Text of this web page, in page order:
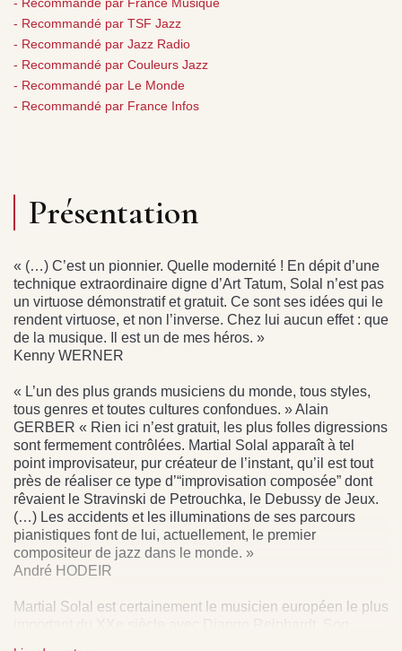
- Recommandé par France Musique
- Recommandé par TSF Jazz
- Recommandé par Jazz Radio
- Recommandé par Couleurs Jazz
- Recommandé par Le Monde
- Recommandé par France Infos
Présentation
« (…) C’est un pionnier. Quelle modernité ! En dépit d’une
technique extraordinaire digne d’Art Tatum, Solal n’est pas
un virtuose démonstratif et gratuit. Ce sont ses idées qui le
rendent virtuose, et non l’inverse. Chez lui aucun effet : que
de la musique. Il est un de mes héros. »
Kenny WERNER
« L’un des plus grands musiciens du monde, tous styles,
tous genres et toutes cultures confondues. » Alain
GERBER « Rien ici n’est gratuit, les plus folles digressions
sont fermement contrôlées. Martial Solal apparaît à tel
point improvisateur, pur créateur de l’instant, qu’il est tout
près de réaliser ce type d’“improvisation composée” dont
rêvaient le Stravinski de Petrouchka, le Debussy de Jeux.
(…) Les accidents et les illuminations de ses parcours
pianistiques font de lui, actuellement, le premier
compositeur de jazz dans le monde. »
André HODEIR
Martial Solal est certainement le musicien européen le plus